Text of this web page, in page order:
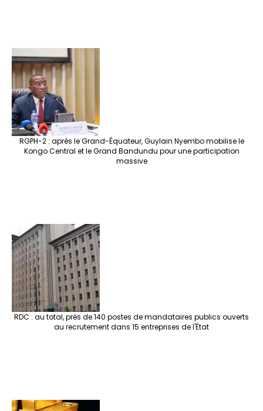
RGPH-2 : après le Grand-Équateur, Guylain Nyembo mobilise le
Kongo Central et le Grand Bandundu pour une participation
massive
RDC : au total, près de 140 postes de mandataires publics ouverts
au recrutement dans 15 entreprises de l'État